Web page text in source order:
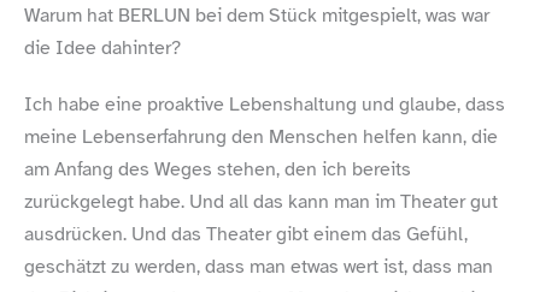
Warum hat BERLUN bei dem Stück ­mitgespielt, was war
die Idee dahinter?
Ich habe eine proaktive Lebenshaltung und glaube, dass
meine Lebenserfahrung den Menschen helfen kann, die
am Anfang des Weges stehen, den ich bereits
zurückgelegt habe. Und all das kann man im Theater gut
ausdrücken. Und das Theater gibt einem das Gefühl,
geschätzt zu werden, dass man etwas wert ist, dass man